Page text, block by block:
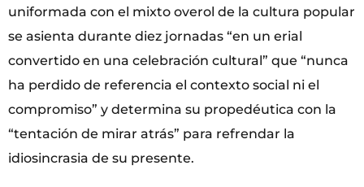
uniformada con el mixto overol de la cultura popular
se asienta durante diez jornadas “en un erial
convertido en una celebración cultural” que “nunca
ha perdido de referencia el contexto social ni el
compromiso” y determina su propedéutica con la
“tentación de mirar atrás” para refrendar la
idiosincrasia de su presente.